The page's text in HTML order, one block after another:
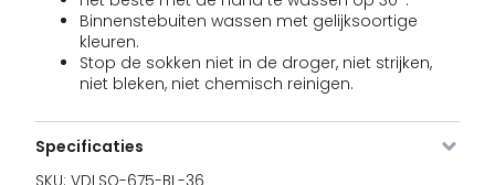
Binnenstebuiten wassen met gelijksoortige
kleuren.
Stop de sokken niet in de droger, niet strijken,
niet bleken, niet chemisch reinigen.
Specificaties